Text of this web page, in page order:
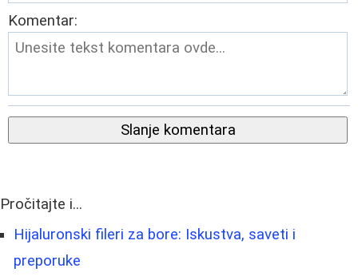
Komentar:
Slanje komentara
Pročitajte i...
Hijaluronski fileri za bore: Iskustva, saveti i
preporuke